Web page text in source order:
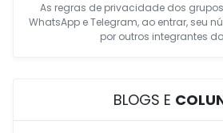
As regras de privacidade dos
WhatsApp e Telegram, ao entrar, seu
por outros integrantes
BLOGS E